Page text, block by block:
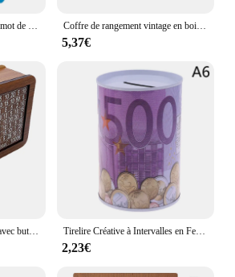
Mini tirelire rétro Atm avec mot de passe rotatif, pièces de monnaie, coffre-fort, dépôt automatique, billet de banque, cadeau de Noël Coffre de rangement vintage en bois avec serrure, coffre décoratif
5,37€
Tirelire en bois réutilisable avec but d'économie et chiffres, tirelire, 1000, 2000, 3000/5000 euros Tirelire Créative à Intervalles en Fer Blanc pour Décoration de Maison, Tirelire, Euro, Dollar, Image, Épargne Domestique, 1 Pièce
2,23€